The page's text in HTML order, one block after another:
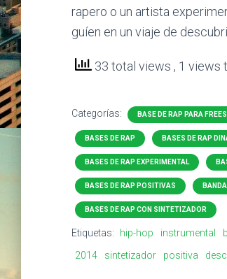
rapero o un artista
guíen en un viaje de
33 total views , 1 views
Categorías: BASE DE RAP PARA
BASES DE RAP BASES DE RAP
BASES DE RAP EXPERIMENTAL
BASES DE RAP POSITIVAS
BASES DE RAP CON SINTETIZADOR
Etiquetas: hip-hop instrumental
2014
sintetizador positiva